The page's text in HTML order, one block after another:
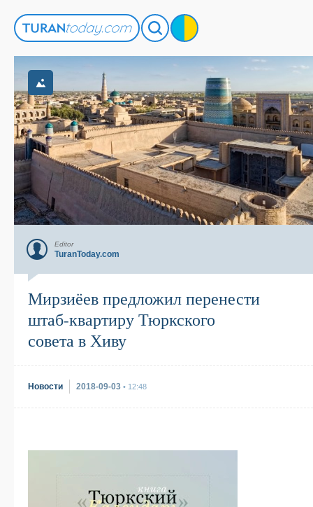
Editor
TuranToday.com
Мирзиёев предложил перенести
штаб-квартиру Тюркского
совета в Хиву
Новости 2018-09-03 • 12:48